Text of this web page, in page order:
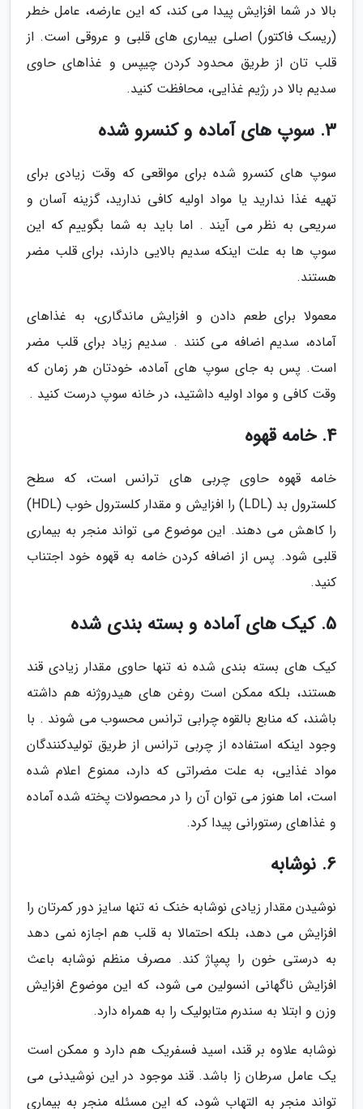
بالا در شما افزایش پیدا می کند، که این عارضه، عامل خطر
(ریسک فاکتور) اصلی بیماری های قلبی و عروقی است. از
قلب تان از طریق محدود کردن چیپس و غذاهای حاوی
سدیم بالا در رژیم غذایی، محافظت کنید.
3. سوپ های آماده و کنسرو شده
سوپ های کنسرو شده برای مواقعی که وقت زیادی برای
تهیه غذا ندارید یا مواد اولیه کافی ندارید، گزینه آسان و
سریعی به نظر می آیند . اما باید به شما بگوییم که این
سوپ ها به علت اینکه سدیم بالایی دارند، برای قلب مضر
هستند.
معمولا برای طعم دادن و افزایش ماندگاری، به غذاهای
آماده، سدیم اضافه می کنند . سدیم زیاد برای قلب مضر
است. پس به جای سوپ های آماده، خودتان هر زمان که
وقت کافی و مواد اولیه داشتید، در خانه سوپ درست کنید .
4. خامه قهوه
خامه قهوه حاوی چربی های ترانس است، که سطح
کلسترول بد (LDL) را افزایش و مقدار کلسترول خوب (HDL)
را کاهش می دهند. این موضوع می تواند منجر به بیماری
قلبی شود. پس از اضافه کردن خامه به قهوه خود اجتناب
کنید.
5. کیک های آماده و بسته بندی شده
کیک های بسته بندی شده نه تنها حاوی مقدار زیادی قند
هستند، بلکه ممکن است روغن های هیدروژنه هم داشته
باشند، که منابع بالقوه چرابی ترانس محسوب می شوند . با
وجود اینکه استفاده از چربی ترانس از طریق تولیدکنندگان
مواد غذایی، به علت مضراتی که دارد، ممنوع اعلام شده
است، اما هنوز می توان آن را در محصولات پخته شده آماده
و غذاهای رستورانی پیدا کرد.
6. نوشابه
نوشیدن مقدار زیادی نوشابه خنک نه تنها سایز دور کمرتان را
افزایش می دهد، بلکه احتمالا به قلب هم اجازه نمی دهد
به درستی خون را پمپاژ کند. مصرف منظم نوشابه باعث
افزایش ناگهانی انسولین می شود، که این موضوع افزایش
وزن و ابتلا به سندرم متابولیک را به همراه دارد.
نوشابه علاوه بر قند، اسید فسفریک هم دارد و ممکن است
یک عامل سرطان زا باشد. قند موجود در این نوشیدنی می
تواند منجر به التهاب شود، که این مسئله منجر به بیماری